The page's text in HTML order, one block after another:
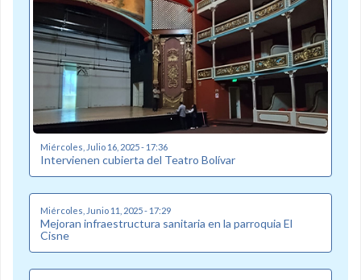
Miércoles, Julio 16, 2025 - 17:36
Intervienen cubierta del Teatro Bolívar
Miércoles, Junio 11, 2025 - 17:29
Mejoran infraestructura sanitaria en la parroquia El
Cisne